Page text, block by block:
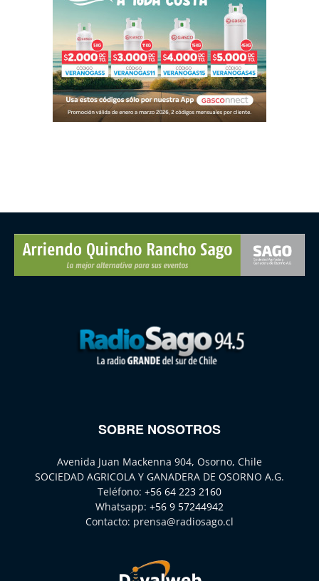
SOBRE NOSOTROS
Avenida Juan Mackenna 904, Osorno, Chile
SOCIEDAD AGRICOLA Y GANADERA DE OSORNO A.G.
Teléfono: +56 64 223 2160
Whatsapp: +56 9 57244942
Contacto: prensa@radiosago.cl